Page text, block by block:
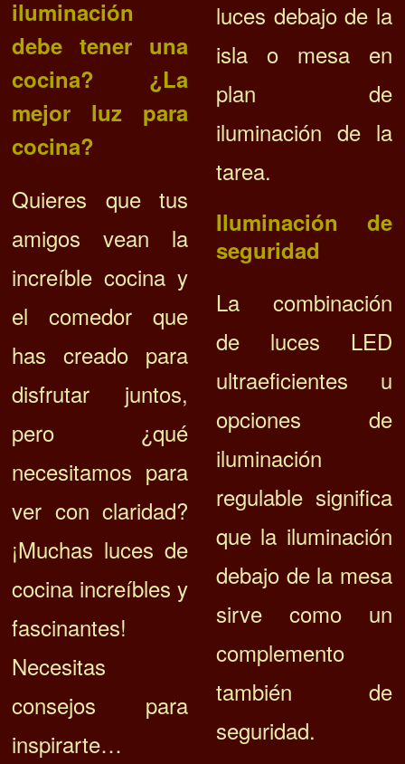
iluminación
debe tener una
cocina? ¿La
mejor luz para
cocina?
Quieres que tus
amigos vean la
increíble cocina y
el comedor que
has creado para
disfrutar juntos,
pero ¿qué
necesitamos para
ver con claridad?
¡Muchas luces de
cocina increíbles y
fascinantes!
Necesitas
consejos para
inspirarte…
luces debajo de la
isla o mesa en
plan de
iluminación de la
tarea.
Iluminación de
seguridad
La combinación
de luces LED
ultraeficientes u
opciones de
iluminación
regulable significa
que la iluminación
debajo de la mesa
sirve como un
complemento
también de
seguridad.